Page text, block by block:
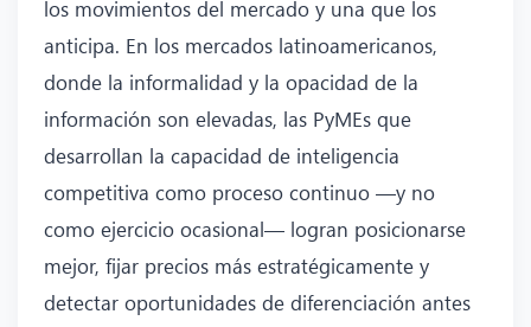
los movimientos del mercado y una que los
anticipa. En los mercados latinoamericanos,
donde la informalidad y la opacidad de la
información son elevadas, las PyMEs que
desarrollan la capacidad de inteligencia
competitiva como proceso continuo —y no
como ejercicio ocasional— logran posicionarse
mejor, fijar precios más estratégicamente y
detectar oportunidades de diferenciación antes